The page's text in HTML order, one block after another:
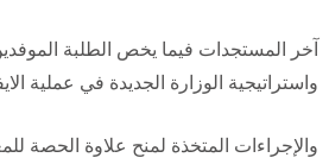
آخر المستجدات فيما يخص الطلبة
واستراتيجية الوزارة الجديدة في عملية
والإجراءات المتخذة لمنح علاوة الحصة